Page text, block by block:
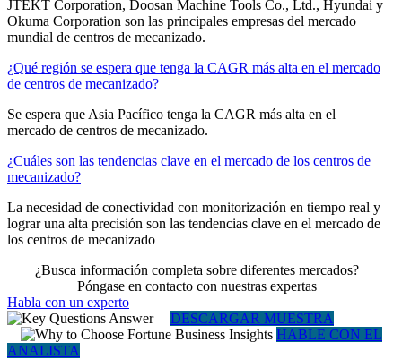
JTEKT Corporation, Doosan Machine Tools Co., Ltd., Hyundai y
Okuma Corporation son las principales empresas del mercado
mundial de centros de mecanizado.
¿Qué región se espera que tenga la CAGR más alta en el mercado
de centros de mecanizado?
Se espera que Asia Pacífico tenga la CAGR más alta en el
mercado de centros de mecanizado.
¿Cuáles son las tendencias clave en el mercado de los centros de
mecanizado?
La necesidad de conectividad con monitorización en tiempo real y
lograr una alta precisión son las tendencias clave en el mercado de
los centros de mecanizado
¿Busca información completa sobre diferentes mercados?
Póngase en contacto con nuestras expertas
Habla con un experto
DESCARGAR MUESTRA
HABLE CON EL
ANALISTA